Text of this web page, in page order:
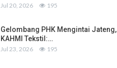
Jul 20, 2026 195
Gelombang PHK Mengintai Jateng,
KAHMI Tekstil:…
Jul 23, 2026 195